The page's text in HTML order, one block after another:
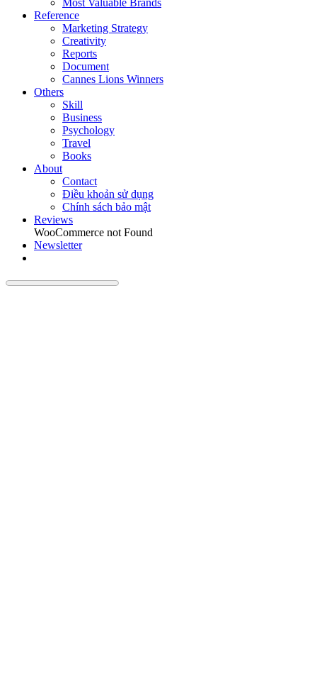
Most Valuable Brands
Reference
Marketing Strategy
Creativity
Reports
Document
Cannes Lions Winners
Others
Skill
Business
Psychology
Travel
Books
About
Contact
Điều khoản sử dụng
Chính sách bảo mật
Reviews
WooCommerce not Found
Newsletter